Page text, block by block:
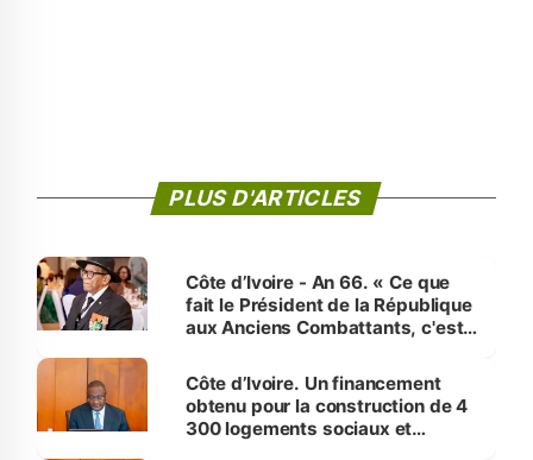
PLUS D'ARTICLES
Côte d’Ivoire - An 66. « Ce que
fait le Président de la République
aux Anciens Combattants, c'est
Côte d’Ivoire. Un financement
obtenu pour la construction de 4
300 logements sociaux et